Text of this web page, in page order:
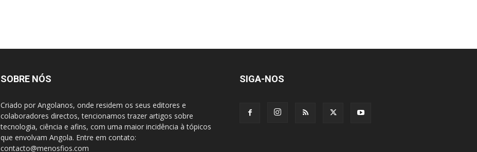
SOBRE NÓS
Criado por Angolanos, onde residem os seus editores e
colaboradores directos, tencionamos trazer artigos sobre
tecnologia, ciência e afins, com uma maior incidência à tópicos
que envolvam Angola. Entre em contato:
contacto@menosfios.com
SIGA-NOS